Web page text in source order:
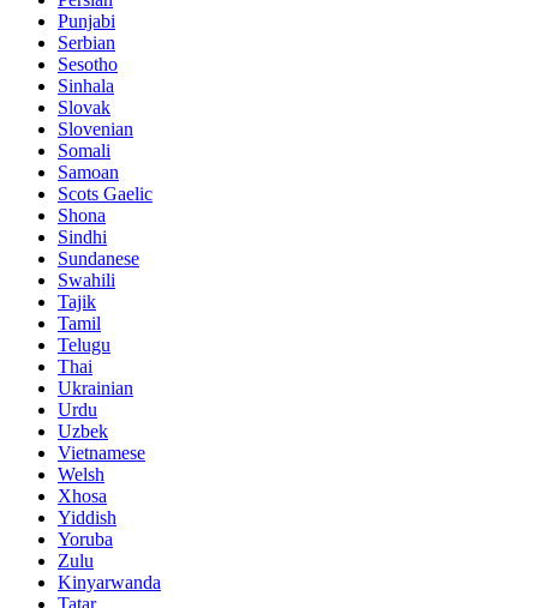
Punjabi
Serbian
Sesotho
Sinhala
Slovak
Slovenian
Somali
Samoan
Scots Gaelic
Shona
Sindhi
Sundanese
Swahili
Tajik
Tamil
Telugu
Thai
Ukrainian
Urdu
Uzbek
Vietnamese
Welsh
Xhosa
Yiddish
Yoruba
Zulu
Kinyarwanda
Tatar